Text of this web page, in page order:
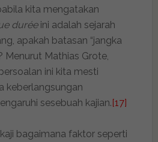
kita mengatakan
durée ini adalah sejarah
apakah batasan “jangka
Menurut Mathias Grote,
ini kita mesti
keberlangsungan
sesebuah kajian.[17]
bagaimana faktor seperti